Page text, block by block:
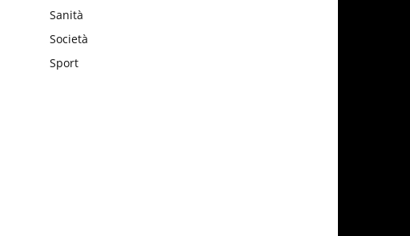
Sanità
Società
Sport